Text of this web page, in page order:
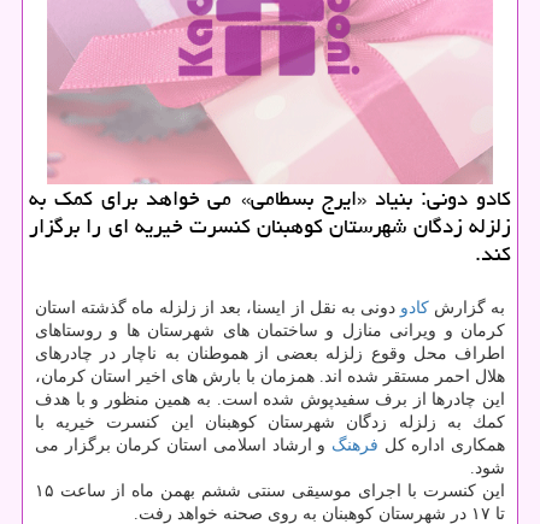
كادو دونی: بنیاد «ایرج بسطامی» می خواهد برای كمك به
زلزله زدگان شهرستان كوهبنان كنسرت خیریه ای را برگزار
كند.
به گزارشكادو دونی به نقل از ایسنا، بعد از زلزله ماه گذشته استان
كرمان و ویرانی منازل و ساختمان های شهرستان ها و روستاهای
اطراف محل وقوع زلزله بعضی از هموطنان به ناچار در چادرهای
هلال احمر مستقر شده اند. همزمان با بارش های اخیر استان كرمان،
این چادرها از برف سفیدپوش شده است. به همین منظور و با هدف
كمك به زلزله زدگان شهرستان كوهبنان این كنسرت خیریه با
همكاری اداره كل فرهنگ و ارشاد اسلامی استان كرمان برگزار می
شود.
این كنسرت با اجرای موسیقی سنتی ششم بهمن ماه از ساعت ۱۵
تا ۱۷ در شهرستان كوهبنان به روی صحنه خواهد رفت.